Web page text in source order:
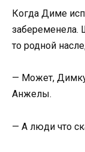
Когда Диме
забеременела.
то родной
— Может,
Анжелы.
— А люди что